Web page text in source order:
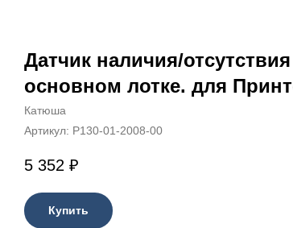
Датчик наличия/
основном лотке. для
Катюша
Артикул: P130-01-2008-00
5 352 ₽
Купить